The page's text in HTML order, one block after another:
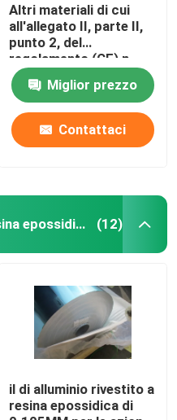
Altri materiali di cui
all'allegato II, parte II,
punto 2, del
regolamento (CE) n.
1907/2006
Miglior prezzo
Contattaci
di alluminio rivestito a resina epossidica (12)
il di alluminio rivestito a
resina epossidica di